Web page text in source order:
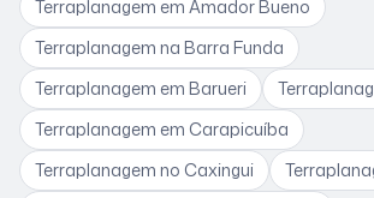
Terraplanagem em Amador Bueno
Terraplanagem na Barra Funda
Terraplanagem em Barueri
Terraplanagem em Carapicuíba
Terraplanagem no Caxingui